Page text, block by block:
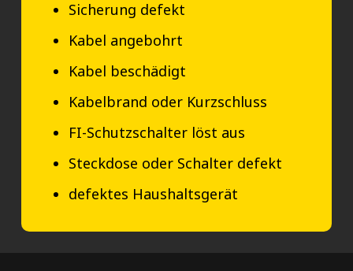
Sicherung defekt
Kabel angebohrt
Kabel beschädigt
Kabelbrand oder Kurzschluss
FI-Schutzschalter löst aus
Steckdose oder Schalter defekt
defektes Haushaltsgerät